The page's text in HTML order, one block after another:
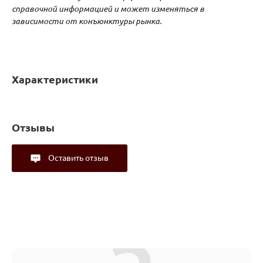
справочной информацией и может изменяться в
зависимости от конъюнктуры рынка.
Характеристики
Отзывы
Оставить отзыв